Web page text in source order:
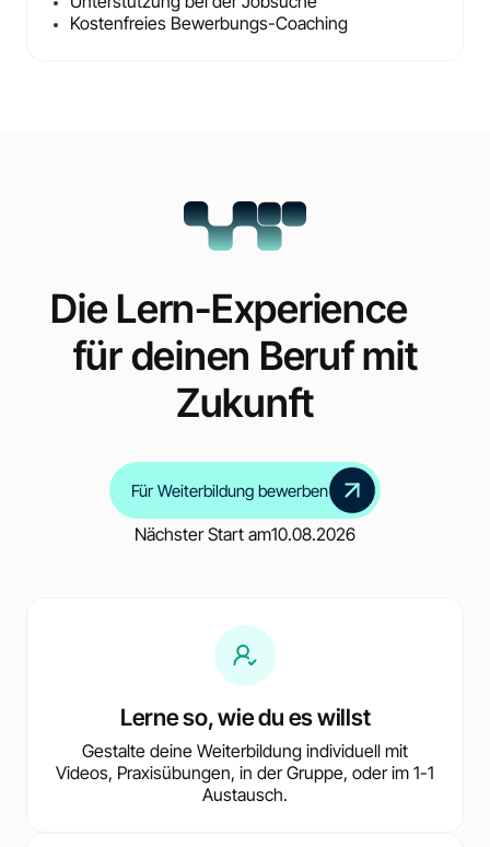
Kostenfreies Bewerbungs-Coaching
Die Lern-Experience
für deinen Beruf mit
Zukunft
Für Weiterbildung bewerben
Nächster Start am10.08.2026
Lerne so, wie du es willst
Gestalte deine Weiterbildung individuell mit
Videos, Praxisübungen, in der Gruppe, oder im 1-1
Austausch.